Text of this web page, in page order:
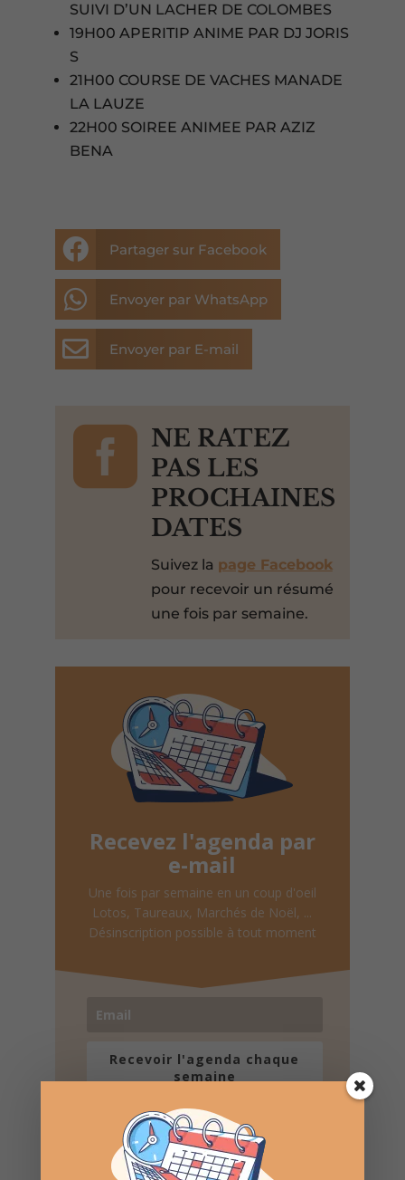
SUIVI D’UN LACHER DE COLOMBES
19H00 APERITIP ANIME PAR DJ JORIS
S
21H00 COURSE DE VACHES MANADE
LA LAUZE
22H00 SOIREE ANIMEE PAR AZIZ
BENA
 Partager sur Facebook
 Envoyer par WhatsApp
 Envoyer par E-mail

NE RATEZ
PAS LES
PROCHAINES
DATES
Suivez la page Facebook
pour recevoir un résumé
une fois par semaine.
Recevez l'agenda par
e-mail
Une fois par semaine en un coup d'oeil
Lotos, Taureaux, Marchés de Noël, ...
Désinscription possible à tout moment
Recevoir l'agenda chaque
semaine